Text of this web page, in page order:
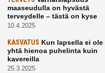
maaseudulla on hyvästä
terveydelle – tästä on kyse
10.4.2025
KASVATUS Kun lapsella ei ole
yhtä hienoa puhelinta kuin
kavereilla
25.3.2025